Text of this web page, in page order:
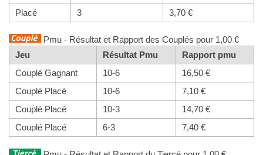
Placé
3 3,70 €
Pmu - Résultat et Rapport des Couplés pour 1,00 €
Jeu
Résultat Pmu
Rapport pmu
Couplé Gagnant
10-6
16,50 €
Couplé Placé
10-6
7,10 €
Couplé Placé
10-3
14,70 €
Couplé Placé
6-3 7,40 €